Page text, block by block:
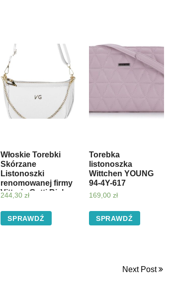
Włoskie Torebki
Skórzane
Listonoszki
renomowanej firmy
Vittoria Gotti Biała
244,30 zł
SPRAWDŹ
Torebka
listonoszka
Wittchen YOUNG
94-4Y-617
169,00 zł
SPRAWDŹ
Next Post